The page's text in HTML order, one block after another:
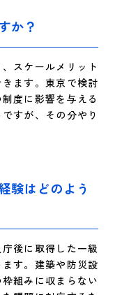
か？
スケールメリット
ます。東京で検討
度に影響を与える
すが、その分やり
験はどのよう
後に取得した一級
す。建築や防災設
組みに収まらない